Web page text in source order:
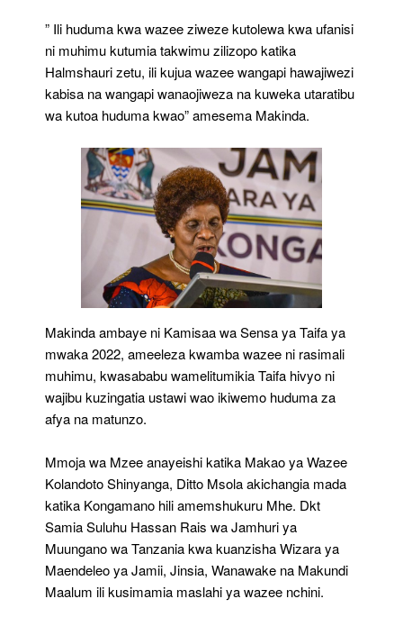
” Ili huduma kwa wazee ziweze kutolewa kwa ufanisi
ni muhimu kutumia takwimu zilizopo katika
Halmshauri zetu, ili kujua wazee wangapi hawajiwezi
kabisa na wangapi wanaojiweza na kuweka utaratibu
wa kutoa huduma kwao” amesema Makinda.
Makinda ambaye ni Kamisaa wa Sensa ya Taifa ya
mwaka 2022, ameeleza kwamba wazee ni rasimali
muhimu, kwasababu wamelitumikia Taifa hivyo ni
wajibu kuzingatia ustawi wao ikiwemo huduma za
afya na matunzo.
Mmoja wa Mzee anayeishi katika Makao ya Wazee
Kolandoto Shinyanga, Ditto Msola akichangia mada
katika Kongamano hili amemshukuru Mhe. Dkt
Samia Suluhu Hassan Rais wa Jamhuri ya
Muungano wa Tanzania kwa kuanzisha Wizara ya
Maendeleo ya Jamii, Jinsia, Wanawake na Makundi
Maalum ili kusimamia maslahi ya wazee nchini.